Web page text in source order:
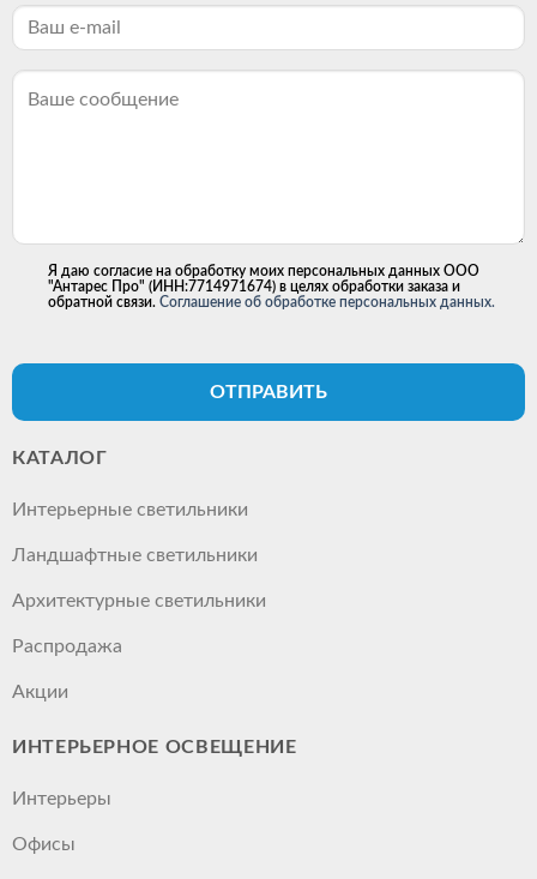
Я даю согласие на обработку моих персональных данных ООО
"Антарес Про" (ИНН:7714971674) в целях обработки заказа и
обратной связи. Соглашение об обработке персональных данных.
ОТПРАВИТЬ
КАТАЛОГ
Интерьерные светильники
Ландшафтные светильники
Архитектурные светильники
Распродажа
Акции
ИНТЕРЬЕРНОЕ ОСВЕЩЕНИЕ
Интерьеры
Офисы